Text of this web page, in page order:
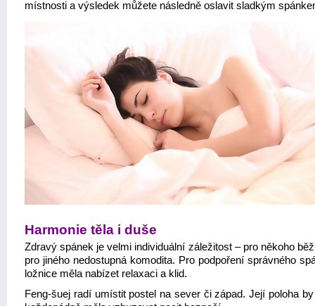
místnosti a výsledek můžete následně oslavit sladkým
Harmonie těla i duše
Zdravý spánek je velmi individuální záležitost – pro někoho
pro jiného nedostupná komodita. Pro podpoření správného
ložnice měla nabízet relaxaci a klid.
Feng-šuej radí umístit postel na sever či západ. Její poloha